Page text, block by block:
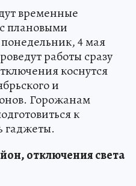
временные
плановыми
4 мая
работы сразу
коснутся
и
Горожанам
к
гаджеты.
отключения света